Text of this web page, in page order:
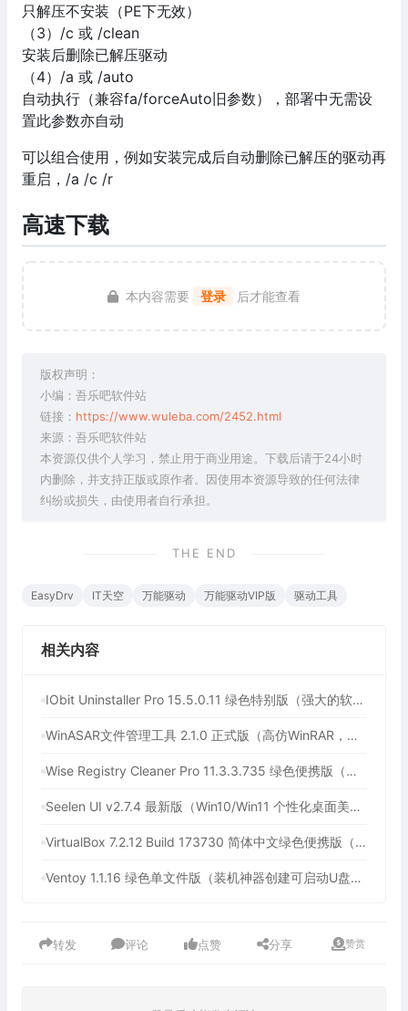
只解压不安装（PE下无效）
（3）/c 或 /clean
安装后删除已解压驱动
（4）/a 或 /auto
自动执行（兼容fa/forceAuto旧参数），部署中无需设
置此参数亦自动
可以组合使用，例如安装完成后自动删除已解压的驱动再
重启，/a /c /r
高速下载
本内容需要 登录 后才能查看
版权声明：
小编：吾乐吧软件站
链接： https://www.wuleba.com/2452.html
来源：吾乐吧软件站
本资源仅供个人学习，禁止用于商业用途。下载后请于24小时
内删除，并支持正版或原作者。因使用本资源导致的任何法律
纠纷或损失，由使用者自行承担。
THE END
EasyDrv IT天空 万能驱动 万能驱动VIP版 驱动工具
相关内容
IObit Uninstaller Pro 15.5.0.11 绿色特别版（强大的软件卸载工具）
WinASAR文件管理工具 2.1.0 正式版（高仿WinRAR，最好用的Electron ASAR文件打包/解包工具、压缩/解压工具）
Wise Registry Cleaner Pro 11.3.3.735 绿色便携版（注册表清理工具）
Seelen UI v2.7.4 最新版（Win10/Win11 个性化桌面美化工具）
VirtualBox 7.2.12 Build 173730 简体中文绿色便携版（免费开源的虚拟机）
Ventoy 1.1.16 绿色单文件版（装机神器创建可启动U盘工具）
转发 评论 点赞 分享 赞赏